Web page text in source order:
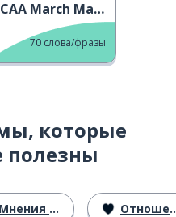
March Madness?
70 слова/фразы
которые
полезны
Мнения и убеждения Отношения